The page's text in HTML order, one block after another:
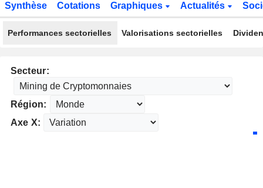
Synthèse Cotations Graphiques Actualités
Performances sectorielles Valorisations sectorielles
Secteur:
Région:
Axe X: